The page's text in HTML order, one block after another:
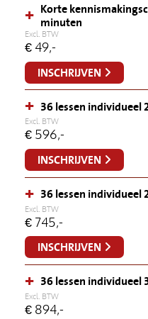
+ Korte
minuten
Excl. BTW
€ 49,-
INSCHRIJVEN
+ 36 lessen individueel
Excl. BTW
€ 596,-
INSCHRIJVEN
+ 36 lessen individueel
Excl. BTW
€ 745,-
INSCHRIJVEN
+ 36 lessen individueel
Excl. BTW
€ 894,-